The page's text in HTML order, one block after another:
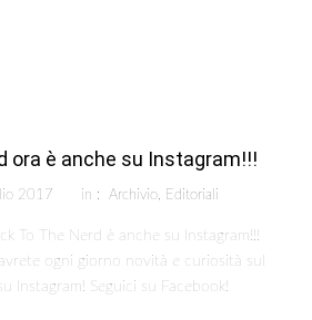
ora è anche su Instagram!!!
2017 in : Archivio, Editoriali
To The Nerd è anche su Instagram!!!
ogni giorno novità e curiosità sul
Instagram! Seguici su Facebook!